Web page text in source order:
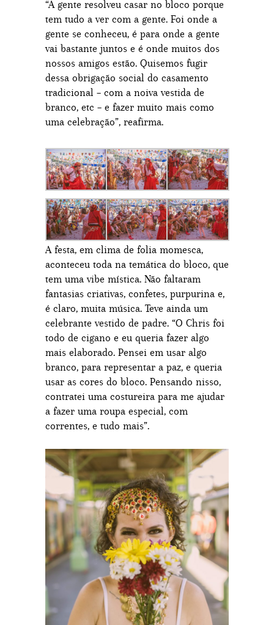
“A gente resolveu casar no bloco porque
tem tudo a ver com a gente. Foi onde a
gente se conheceu, é para onde a gente
vai bastante juntos e é onde muitos dos
nossos amigos estão. Quisemos fugir
dessa obrigação social do casamento
tradicional – com a noiva vestida de
branco, etc – e fazer muito mais como
uma celebração”, reafirma.
A festa, em clima de folia momesca,
aconteceu toda na temática do bloco, que
tem uma vibe mística. Não faltaram
fantasias criativas, confetes, purpurina e,
é claro, muita música. Teve ainda um
celebrante vestido de padre. “O Chris foi
todo de cigano e eu queria fazer algo
mais elaborado. Pensei em usar algo
branco, para representar a paz, e queria
usar as cores do bloco. Pensando nisso,
contratei uma costureira para me ajudar
a fazer uma roupa especial, com
correntes, e tudo mais”.